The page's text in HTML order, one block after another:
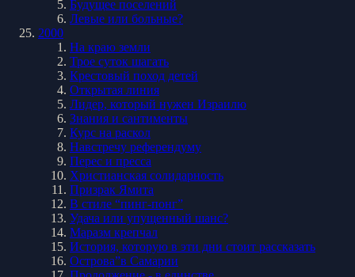
Будущее поселений
Левые или больные?
2000
На краю земли
Трое суток шагать
Крестовый поход детей
Открытая линия
Лидер, который нужен Израилю
Знания и сантименты
Курс на раскол
Навстречу референдуму
Перес и пресса
Христианская солидарность
Призрак Ямита
В стиле “пинг-понг”
Удача или упущенный шанс?
Маразм крепчал
История, которую в эти дни стоит рассказать
Острова”в Самарии